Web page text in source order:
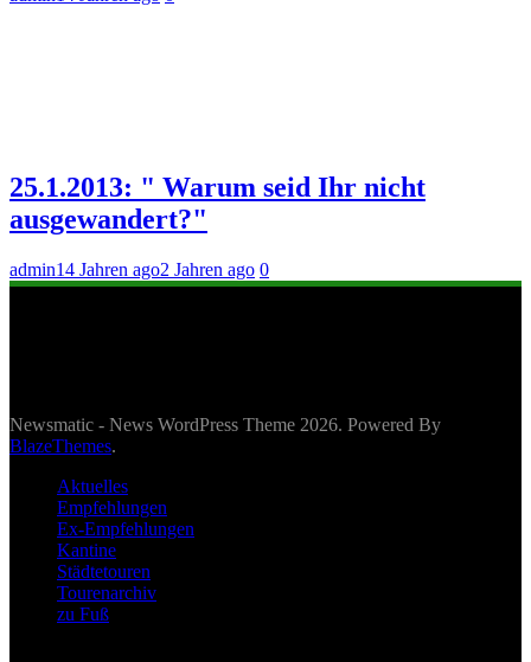
25.1.2013: " Warum seid Ihr nicht
ausgewandert?"
admin14 Jahren ago2 Jahren ago 0
Newsmatic - News WordPress Theme 2026. Powered By
BlazeThemes.
Aktuelles
Empfehlungen
Ex-Empfehlungen
Kantine
Städtetouren
Tourenarchiv
zu Fuß